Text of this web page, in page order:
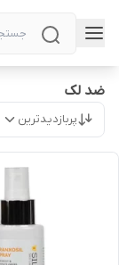
ضد لک
پربازدیدترین